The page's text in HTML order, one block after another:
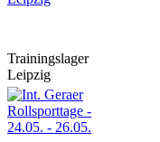
Trainingslager
Leipzig